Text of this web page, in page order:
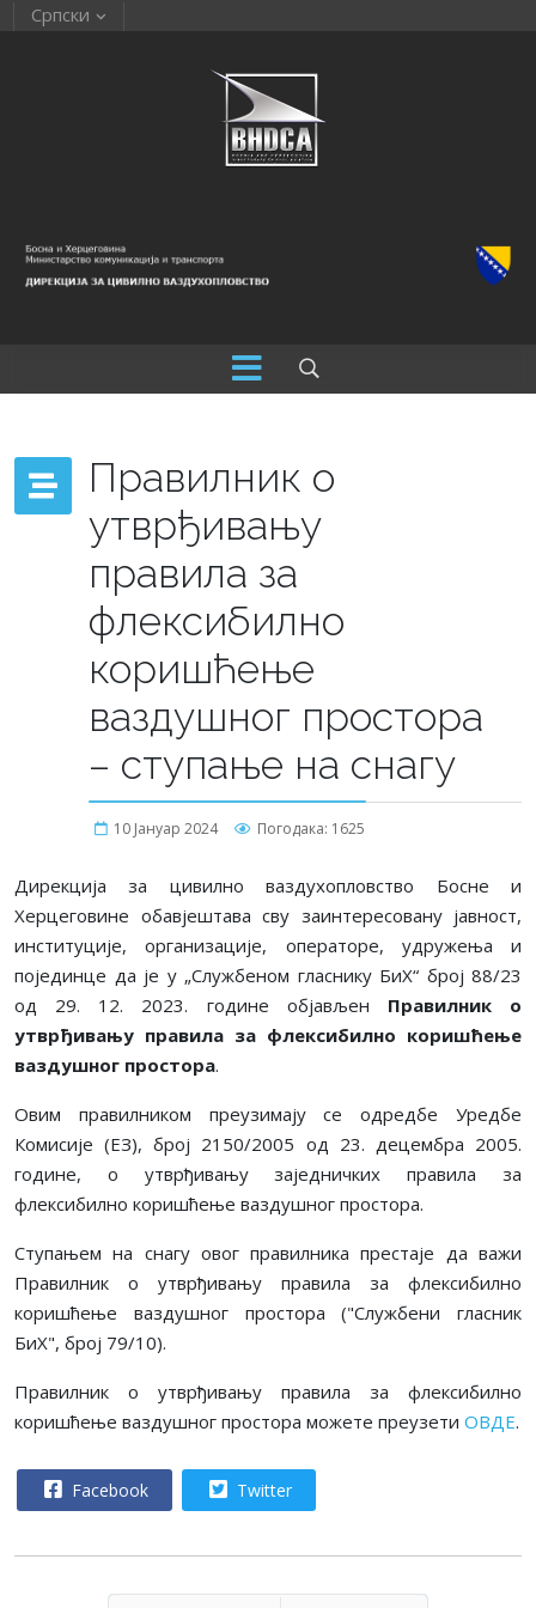
Српски
Правилник о
утврђивању
правила за
флексибилно
коришћење
ваздушног простора
– ступање на снагу
10 Јануар 2024 Погодака: 1625
Дирекција за цивилно ваздухопловство Босне и
Херцеговине обавјештава сву заинтересовану јавност,
институције, организације, операторе, удружења и
појединце да је у „Службеном гласнику БиХ“ број 88/23
од 29. 12. 2023. године објављен Правилник о
утврђивању правила за флексибилно коришћење
ваздушног простора.
Овим правилником преузимају се одредбе Уредбе
Комисије (ЕЗ), број 2150/2005 од 23. децембра 2005.
године, о утврђивању заједничких правила за
флексибилно коришћење ваздушног простора.
Ступањем на снагу овог правилника престаје да важи
Правилник о утврђивању правила за флексибилно
коришћење ваздушног простора ("Службени гласник
БиХ", број 79/10).
Правилник о утврђивању правила за флексибилно
коришћење ваздушног простора можете преузети ОВДЕ.
Facebook Twitter